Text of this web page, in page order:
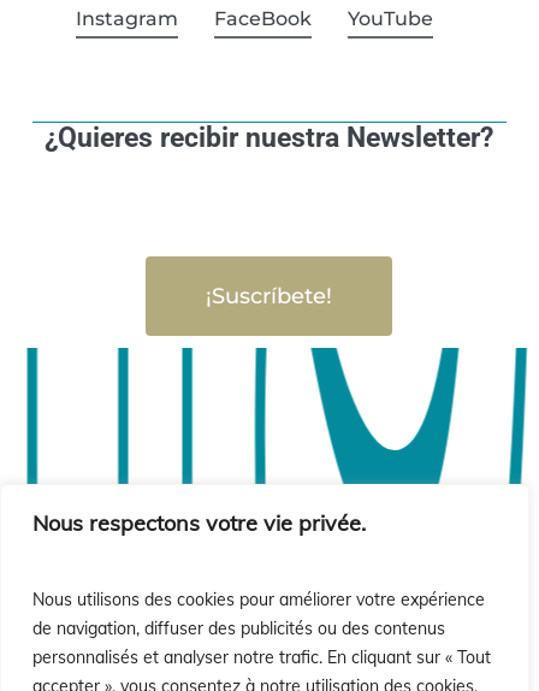
Nous respectons votre vie privée.
Nous utilisons des cookies pour améliorer votre expérience
de navigation, diffuser des publicités ou des contenus
personnalisés et analyser notre trafic. En cliquant sur « Tout
accepter », vous consentez à notre utilisation des cookies.
Instagram FaceBook YouTube
¿Quieres recibir nuestra Newsletter?
¡Suscríbete!